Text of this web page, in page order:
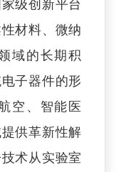
级创新平台
材料、微纳
域的长期积
子器件的形
空、智能医
供革新性解
术从实验室